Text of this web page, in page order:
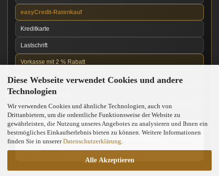
Diese Webseite verwendet Cookies und andere
Technologien
Wir verwenden Cookies und ähnliche Technologien, auch von
Drittanbietern, um die ordentliche Funktionsweise der Website zu
gewährleisten, die Nutzung unseres Angebotes zu analysieren und Ihnen ein
bestmögliches Einkaufserlebnis bieten zu können. Weitere Informationen
finden Sie in unsererDatenschutzerklärung
Alle Akzeptieren
easyCredit-Ratenkauf
Kreditkarte
Lastschrift
Vorkasse mit 2 % Rabatt
Nachnahme
Barzahlung vor Ort
Kartenzahlung vor Ort
News über unseren WhatsApp-Kanal
Neue Messer, Angebote und Neuigkeiten direkt über WhatsApp
erhalten.